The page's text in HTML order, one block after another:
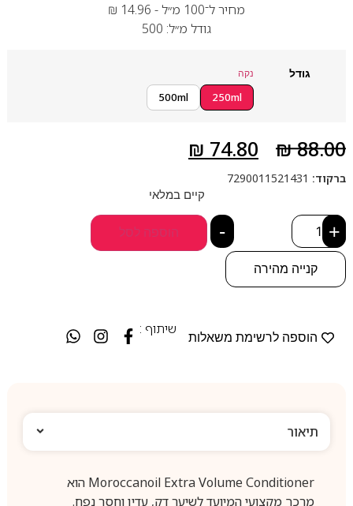
מחיר ל־100 מ״ל -
₪ 14.96
גודל מ״ל: 500
גודל נקה
250ml
500ml
₪88.00
₪ 74.80
ברקוד: 7290011521431
קיים במלאי
- + הוספה לסל
קנייה מהירה
הוספה לרשימת משאלות
שיתוף :
תיאור
Moroccanoil Extra Volume Conditioner הוא
מרכך מקצועי המיועד לשיער דק, עדין וחסר נפח.